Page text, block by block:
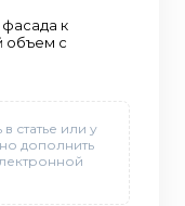
к
объем с
статье или у
дополнить